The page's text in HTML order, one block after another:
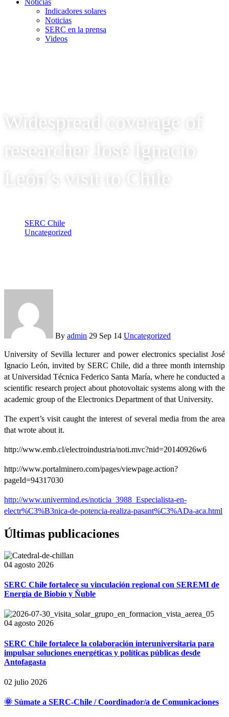
Noticias
Indicadores solares
Noticias
SERC en la prensa
Videos
Widespread coverage of
researcher José Ignacio
León’s visit to Chile
SERC Chile
Uncategorized
By admin 29 Sep 14 Uncategorized
University of Sevilla lecturer and power electronics specialist José
Ignacio León, invited by SERC Chile, did a three month internship
at Universidad Técnica Federico Santa María, where he conducted a
scientific research project about photovoltaic systems along with the
academic group of the Electronics Department of that University.
The expert’s visit caught the interest of several media from the area
that wrote about it.
http://www.emb.cl/electroindustria/noti.mvc?nid=20140926w6
http://www.portalminero.com/pages/viewpage.action?
pageId=94317030
http://www.univermind.es/noticia_3988_Especialista-en-
electr%C3%B3nica-de-potencia-realiza-pasant%C3%ADa-aca.html
Últimas publicaciones
04 agosto 2026
SERC Chile fortalece su vinculación regional con SEREMI de
Energía de Biobío y Ñuble
04 agosto 2026
SERC Chile fortalece la colaboración interuniversitaria para
impulsar soluciones energéticas y políticas públicas desde
Antofagasta
02 julio 2026
🌞 Súmate a SERC-Chile / Coordinador/a de Comunicaciones